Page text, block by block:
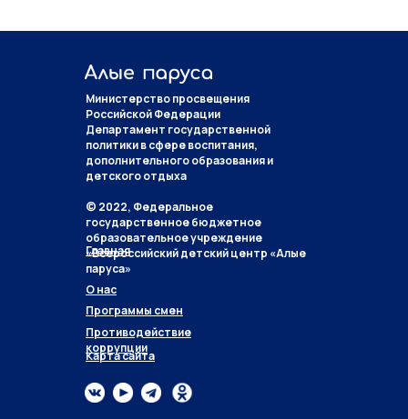
Главная
Министерство просвещения
Российской Федерации
Департамент государственной
политики в сфере воспитания,
дополнительного образования и
детского отдыха
© 2022, Федеральное
государственное бюджетное
образовательное учреждение
«Всероссийский детский центр «Алые
паруса»
О нас
Программы смен
Противодействие
коррупции
Карта сайта